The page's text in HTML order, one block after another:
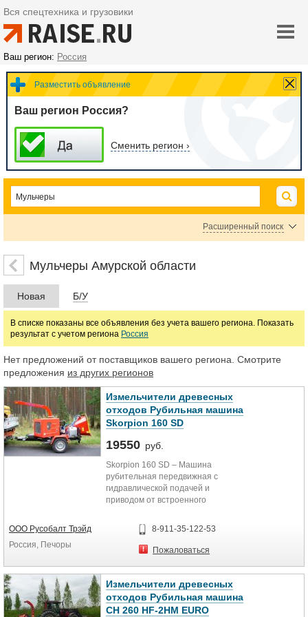
Вся спецтехника и грузовики
Ваш регион: Россия
Разместить объявление
Ваш регион Россия?
Сменить регион ›
Расширенный поиск
Цена
руб.
Марка
Мульчеры Амурской области
Новая Б/У
В списке показаны все объявления без учета вашего региона. Показать
результат с учетом региона Россия
Нет предложений от поставщиков вашего региона. Смотрите
предложения из других регионов
Измельчители древесных
отходов Рубильная машина
Skorpion 160 SD
19550 руб.
Skorpion 160 SD – Машина
рубительная передвижная с
гидравлической подачей и
приводом от встроенного
укомплектована двигателем:
Lombardini 1603 (38,5 л.с.).
Исполнение с собственной
направляющий бункер с
гидравлически приводными
роликами. Нижний ролик
ООО Русобалт Трэйд
Россия, Печоры
8-911-35-122-53
Пожаловаться
Измельчители древесных
отходов Рубильная машина
CH 260 HF-2HM EURO